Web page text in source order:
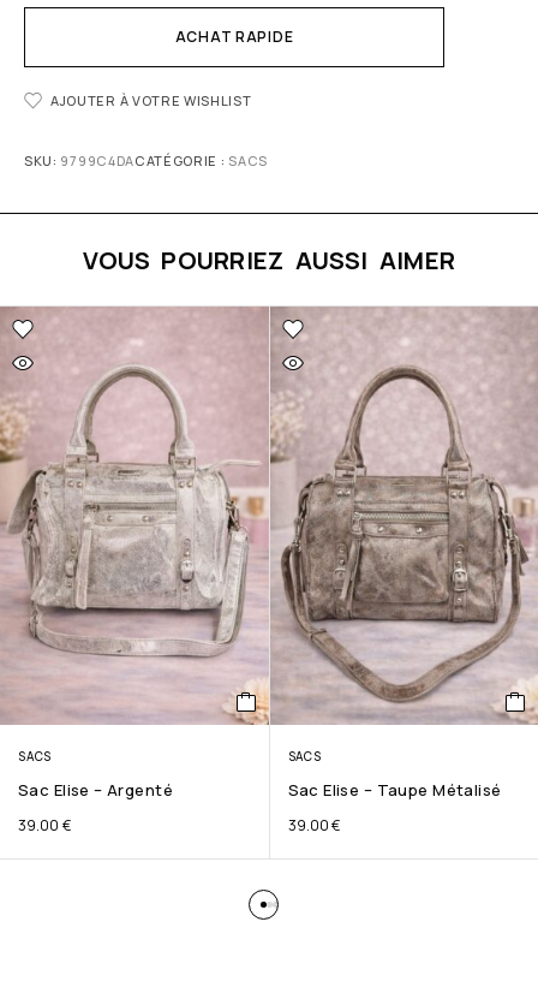
ACHAT RAPIDE
AJOUTER À VOTRE WISHLIST
SKU: 9799C4DACATÉGORIE : SACS
VOUS POURRIEZ AUSSI AIMER
SACS
Sac Elise – Argenté
39.00 €
SACS
Sac Elise – Taupe Métalisé
39.00€